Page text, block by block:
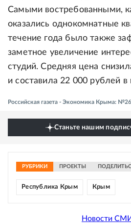
Самыми востребованными,
оказались однокомнатные
течение года было также
заметное увеличение
студий. Средняя цена
и составила 22 000 рублей в
Российская газета - Экономика Крыма:
Станьте нашим
РУБРИКИ ПРОЕКТЫ
Республика Крым Крым
Новости